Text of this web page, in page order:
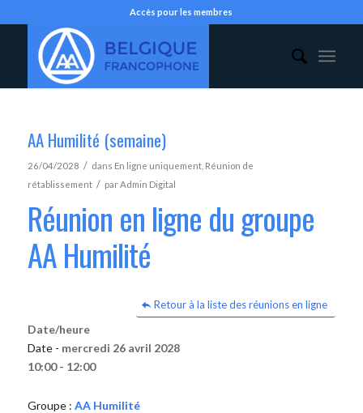
Accès pour les membres
AA Humilité (semaine)
26/04/2028 / dans En ligne uniquement, Réunion de
rétablissement / parAdmin Digital
Réunion en ligne du groupe
AA Humilité
Retour à la liste des réunions en ligne
Date/heure
Date - mercredi 26 avril 2028
10:00 - 12:00
Groupe : AA Humilité